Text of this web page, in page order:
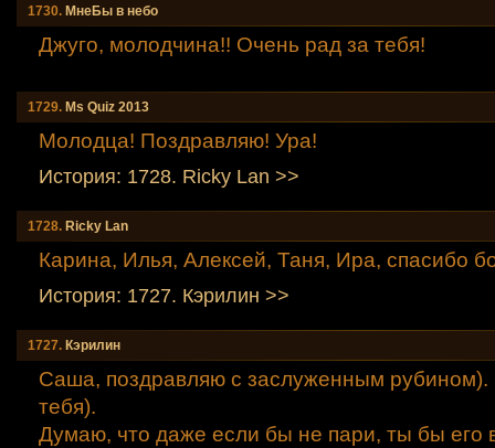
1730. МнеБы в небо
Джуго, молодчина!! Очень рад за тебя!
1729. Мs Quiz 2013
Молодца! Поздравляю! Ура!
История: 1728. Ricky Lаn >>
1728. Ricky Lаn
Карина, Илья, Алексей, Таня, Ира, спасибо
История: 1727. Кэрилин >>
1727. Кэрилин
Саша, поздравляю с заслуженным рубином).
тебя).
Думаю, что даже если бы не пари, ты бы его